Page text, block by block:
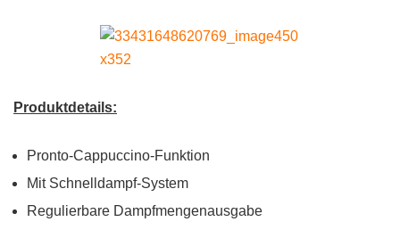
Produktdetails:
Pronto-Cappuccino-Funktion
Mit Schnelldampf-System
Regulierbare Dampfmengenausgabe